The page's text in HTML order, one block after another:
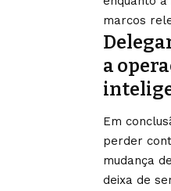
marcos
a
Em
perder
mudança
deixa de